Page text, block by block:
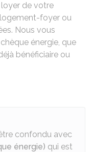
loyer de votre
foyer ou
Nous vous
énergie, que
bénéficiaire ou
confondu avec
énergie) qui est